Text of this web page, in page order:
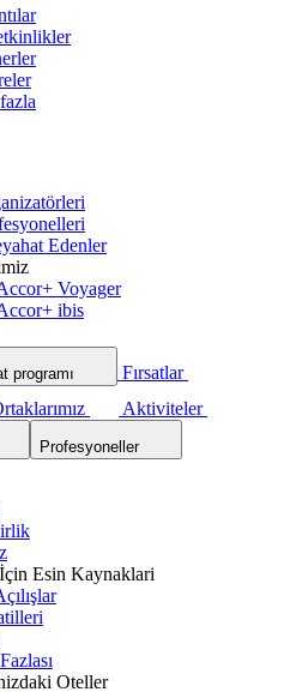
Edenler
Voyager
ibis
programı
Fırsatlar
Aktiviteler
Profesyoneller
Esin Kaynaklari
Oteller